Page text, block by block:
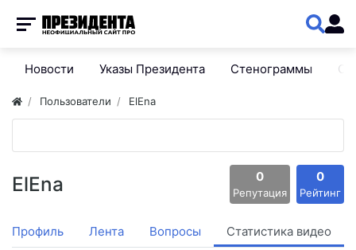
Новости Указы Президента Стенограммы
Пользователи ElEna
ElEna 0
Репутация
0
Рейтинг
Профиль Лента Вопросы Статистика видео